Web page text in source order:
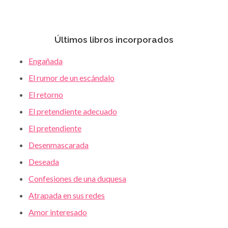
Últimos libros incorporados
Engañada
El rumor de un escándalo
El retorno
El pretendiente adecuado
El pretendiente
Desenmascarada
Deseada
Confesiones de una duquesa
Atrapada en sus redes
Amor interesado